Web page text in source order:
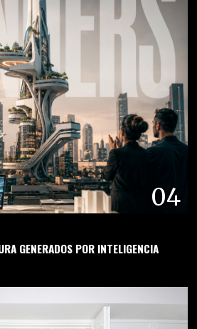
04
GENERADOS POR INTELIGENCIA